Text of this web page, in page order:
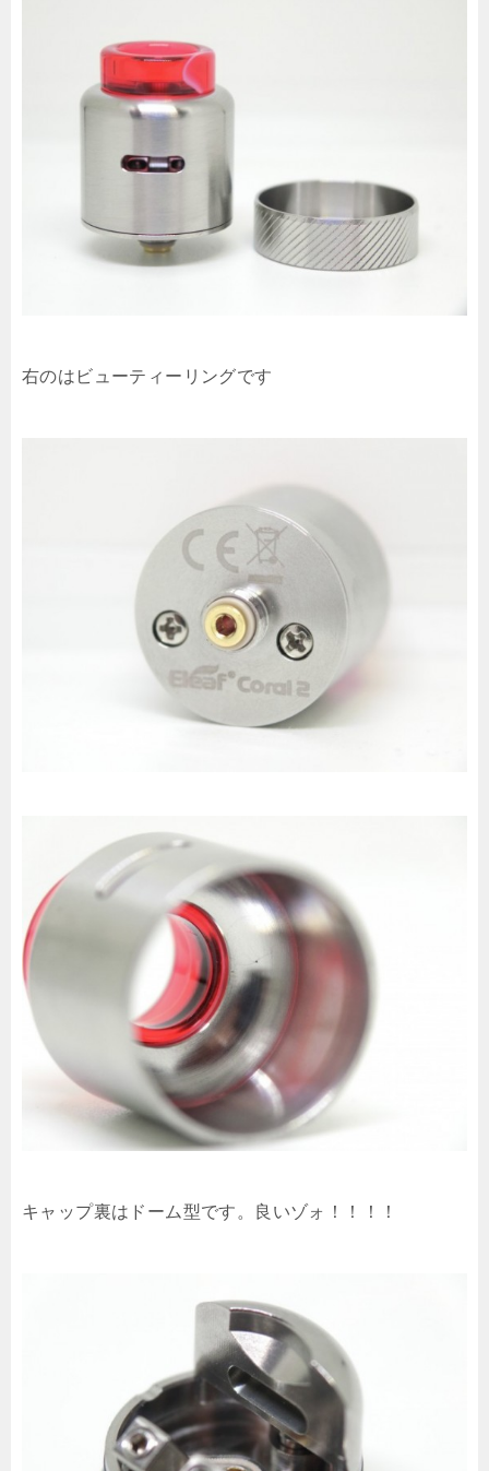
右のはビューティーリングです
キャップ裏はドーム型です。良いゾォ！！！！